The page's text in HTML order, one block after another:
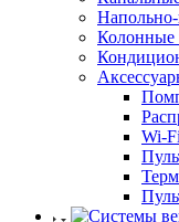
Колонные
Wi-